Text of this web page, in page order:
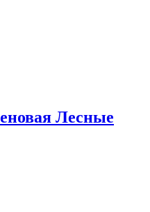
Лесные